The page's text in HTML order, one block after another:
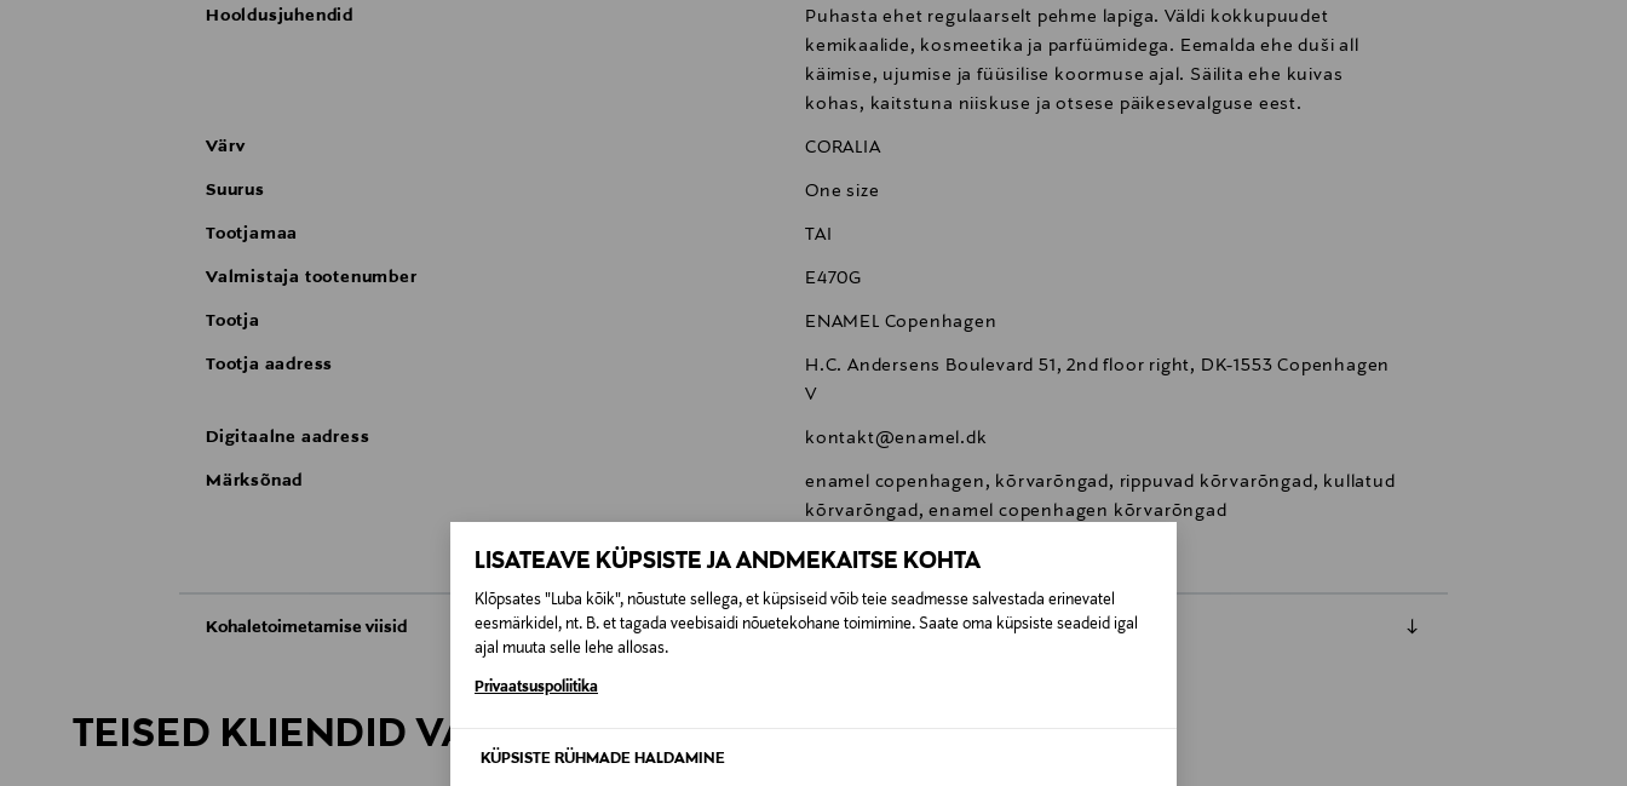
LISATEAVE KÜPSISTE JA ANDMEKAITSE KOHTA
Klõpsates "Luba kõik", nõustute sellega, et küpsiseid võib teie seadmesse salvestada erinevatel
eesmärkidel, nt. B. et tagada veebisaidi nõuetekohane toimimine. Saate oma küpsiste seadeid igal
ajal muuta selle lehe allosas.
Privaatsuspoliitika
KÜPSISTE RÜHMADE HALDAMINE
Hooldusjuhendid
Puhasta ehet regulaarselt pehme lapiga. Väldi kokkupuudet
kemikaalide, kosmeetika ja parfüümidega. Eemalda ehe duši all
käimise, ujumise ja füüsilise koormuse ajal. Säilita ehe kuivas
kohas, kaitstuna niiskuse ja otsese päikesevalguse eest.
Värv CORALIA
Suurus One size
Tootjamaa TAI
Valmistaja tootenumber E470G
Tootja ENAMEL Copenhagen
Tootja aadress
H.C. Andersens Boulevard 51, 2nd floor right, DK-1553 Copenhagen
V
Digitaalne aadress kontakt@enamel.dk
Märksõnad
enamel copenhagen, kõrvarõngad, rippuvad kõrvarõngad, kullatud
kõrvarõngad, enamel copenhagen kõrvarõngad
Kohaletoimetamise viisid
Tarnimine pakiautomaati või postkontorisse
TEISED KLIENDID VAATASID KA